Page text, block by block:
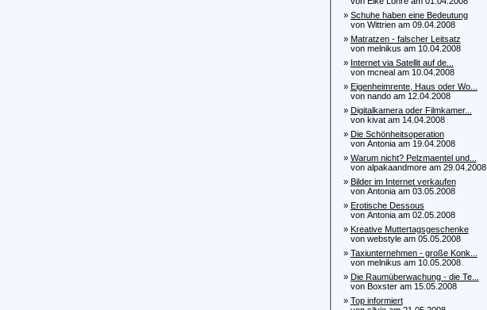
» Schuhe haben eine Bedeutung
von Wittrien am 09.04.2008
» Matratzen - falscher Leitsatz
von melnikus am 10.04.2008
» Internet via Satellit auf de...
von mcneal am 10.04.2008
» Eigenheimrente, Haus oder Wo...
von nando am 12.04.2008
» Digitalkamera oder Filmkamer...
von kivat am 14.04.2008
» Die Schönheitsoperation
von Antonia am 19.04.2008
» Warum nicht? Pelzmaentel und...
von alpakaandmore am 29.04.2008
» Bilder im Internet verkaufen
von Antonia am 03.05.2008
» Erotische Dessous
von Antonia am 02.05.2008
» Kreative Muttertagsgeschenke
von webstyle am 05.05.2008
» Taxiunternehmen - große Konk...
von melnikus am 10.05.2008
» Die Raumüberwachung - die Te...
von Boxster am 15.05.2008
» Top informiert